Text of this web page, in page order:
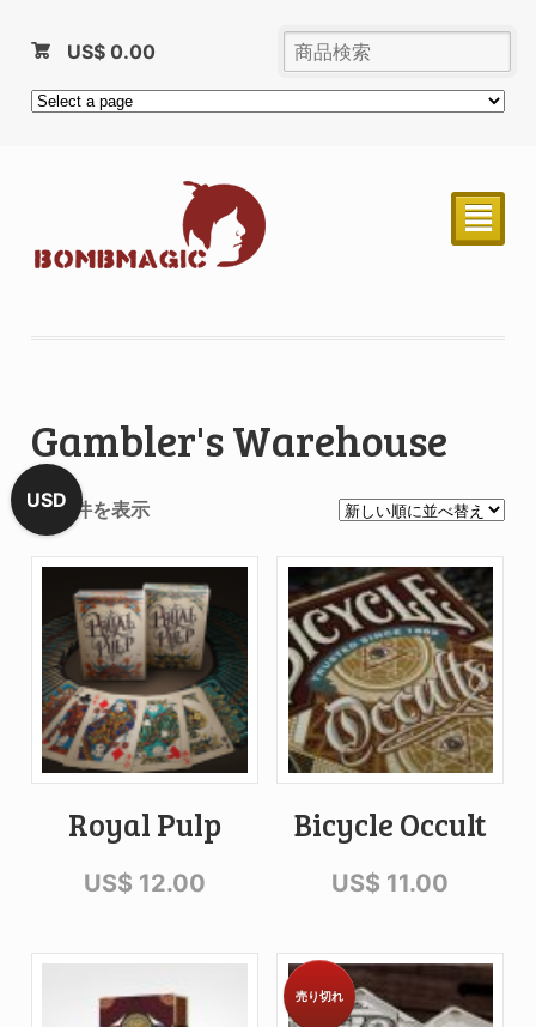
US$0.00
²
Gambler's Warehouse
全 4 件を表示
Royal Pulp
US$ 12.00
Bicycle Occult
US$ 11.00
売り切れ
USD